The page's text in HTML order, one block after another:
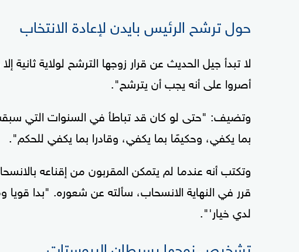
حول ترشح الرئيس بايدن لإعادة الانتخاب
أصروا على أنه يجب أن يترشح".
وتضيف: "حتى لو كان قد تباطأ في السنوات التي
بما يكفي، وحكيمًا بما يكفي، وقادرا بما يكفي للحكم".
وتكتب أنه عندما لم يتمكن المقربون من إقناعه
قرر في النهاية الانسحاب، سألته عن شعوره. "بدا
لدي خيار'".